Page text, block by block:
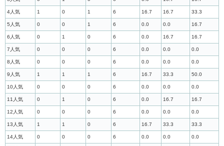
4人気 1 0 1 6 16.7 16.7 33.3
5人気 0 0 1 6 0.0 0.0 16.7
6人気 0 1 0 6 0.0 16.7 16.7
7人気 0 0 0 6 0.0 0.0 0.0
8人気 0 0 0 6 0.0 0.0 0.0
9人気 1 1 1 6 16.7 33.3 50.0
10人気 0 0 0 6 0.0 0.0 0.0
11人気 0 1 0 6 0.0 16.7 16.7
12人気 0 0 0 6 0.0 0.0 0.0
13人気 1 1 0 6 16.7 33.3 33.3
14人気 0 0 0 6 0.0 0.0 0.0